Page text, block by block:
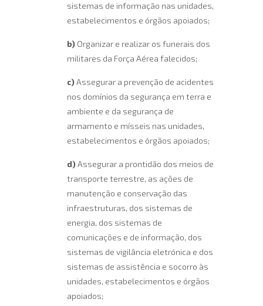
sistemas de informação nas unidades,
estabelecimentos e órgãos apoiados;
b) Organizar e realizar os funerais dos
militares da Força Aérea falecidos;
c)Assegurar a prevenção de acidentes
nos domínios da segurança em terra e
ambiente e da segurança de
armamento e mísseis nas unidades,
estabelecimentos e órgãos apoiados;
d)Assegurar a prontidão dos meios de
transporte terrestre, as ações de
manutenção e conservação das
infraestruturas, dos sistemas de
energia, dos sistemas de
comunicações e de informação, dos
sistemas de vigilância eletrónica e dos
sistemas de assistência e socorro às
unidades, estabelecimentos e órgãos
apoiados;